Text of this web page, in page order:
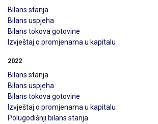
Bilans stanja
Bilans uspjeha
Bilans tokova gotovine
Izvještaj o promjenama u kapitalu
2022
Bilans stanja
Bilans uspjeha
Bilans tokova gotovine
Izvještaj o promjenama u kapitalu
Polugodišnji bilans stanja